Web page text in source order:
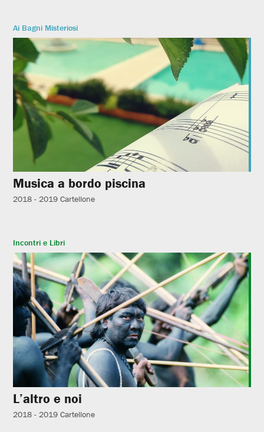
Ai Bagni Misteriosi
Musica a bordo piscina
2018 - 2019 Cartellone
Incontri e Libri
L’altro e noi
2018 - 2019 Cartellone